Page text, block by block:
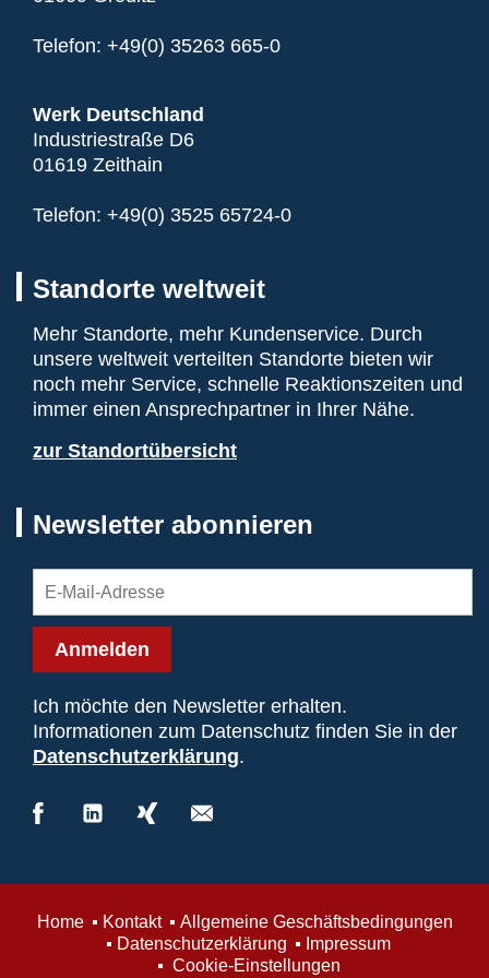
Telefon: +49(0) 35263 665-0
Werk Deutschland
Industriestraße D6
01619 Zeithain
Telefon: +49(0) 3525 65724-0
Standorte weltweit
Mehr Standorte, mehr Kundenservice. Durch
unsere weltweit verteilten Standorte bieten wir
noch mehr Service, schnelle Reaktionszeiten und
immer einen Ansprechpartner in Ihrer Nähe.
zur Standortübersicht
Newsletter abonnieren
Anmelden
Ich möchte den Newsletter erhalten.
Informationen zum Datenschutz finden Sie in der
Datenschutzerklärung.
Home Kontakt
Allgemeine Geschäftsbedingungen
Datenschutzerklärung
Impressum
Cookie-Einstellungen